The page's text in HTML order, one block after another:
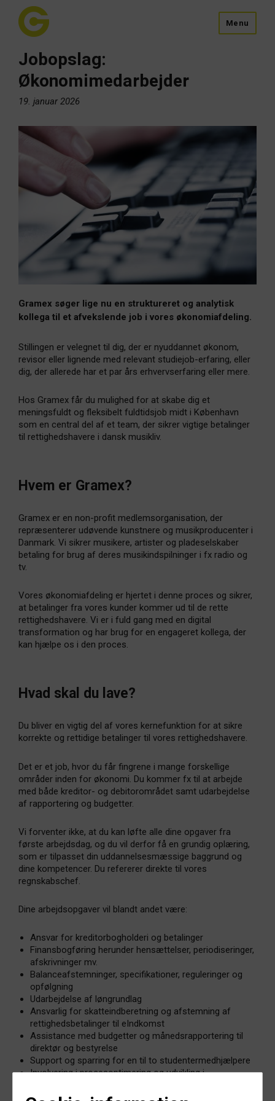
Menu
Jobopslag:
Økonomimedarbejder
19. januar 2026
Gramex søger lige nu en struktureret og analytisk
kollega til et afvekslende job i vores økonomiafdeling.
Stillingen er velegnet til dig, der er nyuddannet økonom,
revisor eller lignende med relevant studiejob-erfaring, eller
dig, der allerede har et par års erhvervserfaring eller mere.
Hos Gramex får du mulighed for at skabe dig et
meningsfuldt og fleksibelt fuldtidsjob midt i København
som en central del af et team, der sikrer vigtige betalinger
til rettighedshavere i dansk musikliv.
Hvem er Gramex?
Gramex er en non-profit medlemsorganisation, der
repræsenterer udøvende kunstnere og musikproducenter i
Danmark. Vi sikrer musikere, artister og pladeselskaber
betaling for brug af deres musikindspilninger i fx radio og
tv.
Vores økonomiafdeling er hjertet i denne proces og sikrer,
at betalinger fra vores kunder kommer ud til de rette
rettighedshavere. Vi er i fuld gang med en digital
transformation og har brug for en engageret kollega, der
kan hjælpe os i den proces.
Hvad skal du lave?
Du bliver en vigtig del af vores kernefunktion for at sikre
korrekte og rettidige betalinger til vores rettighedshavere.
Det er et job, hvor du får fingrene i mange forskellige
områder inden for økonomi. Du kommer fx til at arbejde
med både kreditor- og debitorområdet samt udarbejdelse
af rapportering og budgetter.
Vi forventer ikke, at du kan løfte alle dine opgaver fra
første arbejdsdag, og du vil derfor få en grundig oplæring,
som er tilpasset din uddannelsesmæssige baggrund og
dine kompetencer. Du refererer direkte til vores
regnskabschef.
Dine arbejdsopgaver vil blandt andet være:
Ansvar for kreditorbogholderi og betalinger
Finansbogføring herunder hensættelser, periodiseringer,
afskrivninger mv.
Balanceafstemninger, specifikationer, reguleringer og
opfølgning
Udarbejdelse af løngrundlag
Ansvarlig for skatteindberetning og afstemning af
rettighedsbetalinger til eIndkomst
Assistance med budgetter og månedsrapportering til
direktør og bestyrelse
Support og sparring for en til to studentermedhjælpere
Involvering i procesoptimering og udvikling i